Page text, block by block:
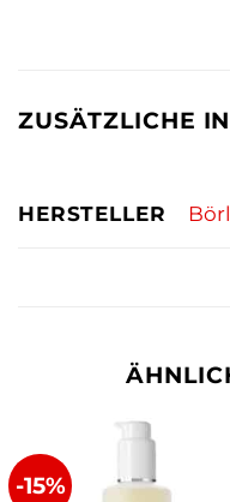
ZUSÄTZLICHE
HERSTELLER
-15%